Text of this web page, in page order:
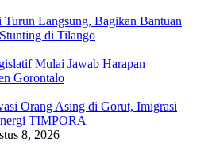
Langsung, Bagikan Bantuan
di Tilango
Mulai Jawab Harapan
Gorontalo
Orang Asing di Gorut, Imigrasi
TIMPORA
8, 2026